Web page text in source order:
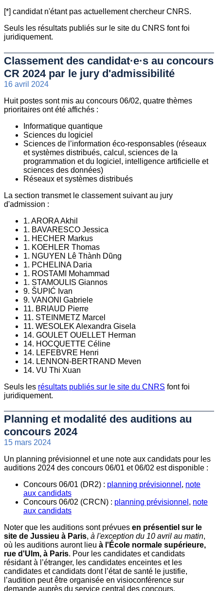
[*] candidat n'étant pas actuellement chercheur CNRS.
Seuls les résultats publiés sur le site du CNRS font foi
juridiquement.
Classement des candidat·e·s au concours
CR 2024 par le jury d'admissibilité
16 avril 2024
Huit postes sont mis au concours 06/02, quatre thèmes
prioritaires ont été affichés :
Informatique quantique
Sciences du logiciel
Sciences de l’information éco-responsables (réseaux
et systèmes distribués, calcul, sciences de la
programmation et du logiciel, intelligence artificielle et
sciences des données)
Réseaux et systèmes distribués
La section transmet le classement suivant au jury
d'admission :
1. ARORA Akhil
1. BAVARESCO Jessica
1. HECHER Markus
1. KOEHLER Thomas
1. NGUYEN Lê Thành Dũng
1. PCHELINA Daria
1. ROSTAMI Mohammad
1. STAMOULIS Giannos
9. ŠUPIĆ Ivan
9. VANONI Gabriele
11. BRIAUD Pierre
11. STEINMETZ Marcel
11. WESOLEK Alexandra Gisela
14. GOULET OUELLET Herman
14. HOCQUETTE Céline
14. LEFEBVRE Henri
14. LENNON-BERTRAND Meven
14. VU Thi Xuan
Seuls les résultats publiés sur le site du CNRS font foi
juridiquement.
Planning et modalité des auditions au
concours 2024
15 mars 2024
Un planning prévisionnel et une note aux candidats pour les
auditions 2024 des concours 06/01 et 06/02 est disponible :
Concours 06/01 (DR2) : planning prévisionnel , note
aux candidats
Concours 06/02 (CRCN) : planning prévisionnel , note
aux candidats
Noter que les auditions sont prévues en présentiel sur le
site de Jussieu à Paris, à l'exception du 10 avril au matin,
où les auditions auront lieu à l'École normale supérieure,
rue d'Ulm, à Paris. Pour les candidates et candidats
résidant à l’étranger, les candidates enceintes et les
candidates et candidats dont l’état de santé le justifie,
l’audition peut être organisée en visioconférence sur
demande auprès du service central des concours.